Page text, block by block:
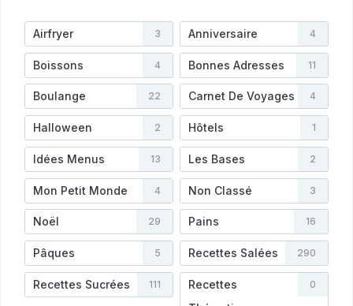
Airfryer 3 Anniversaire 4
Boissons 4 Bonnes Adresses 11
Boulange 22 Carnet De Voyages 4
Halloween 2 Hôtels 1
Idées Menus 13 Les Bases 2
Mon Petit Monde 4 Non Classé 3
Noël 29 Pains 16
Pâques 5 Recettes Salées 290
Recettes Sucrées 111
Recettes
0